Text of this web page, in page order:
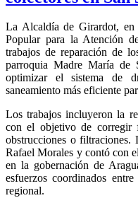
La Alcaldía de Girardot,
Popular para la Atención
trabajos de reparación de
parroquia Madre María de
optimizar el sistema de
saneamiento más eficiente
Los trabajos incluyeron la
con el objetivo de corregir
obstrucciones o filtraciones.
Rafael Morales y contó con
en la gobernación de
esfuerzos coordinados
regional.